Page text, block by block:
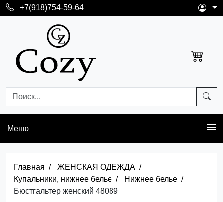
+7(918)754-59-64
Меню
Главная
ЖЕНСКАЯ ОДЕЖДА
Купальники, нижнее белье
Нижнее белье
Бюстгальтер женский 48089